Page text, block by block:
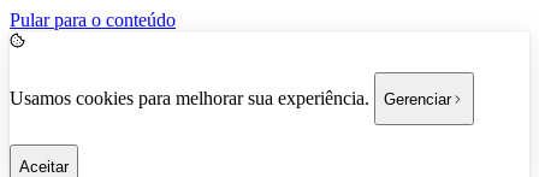
Pular para o conteúdo
Usamos cookies para melhorar sua experiência. Gerenciar
Aceitar